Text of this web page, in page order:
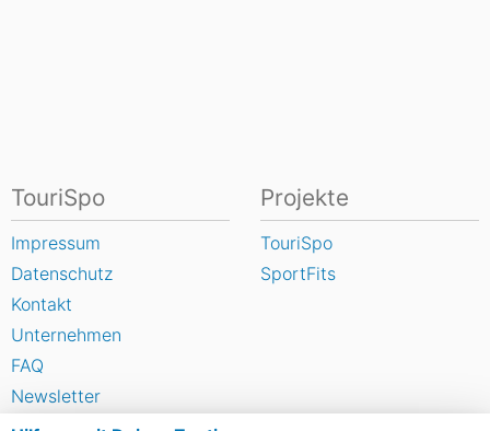
TouriSpo
Impressum
Datenschutz
Kontakt
Unternehmen
FAQ
Newsletter
Widget
Projekte
TouriSpo
SportFits